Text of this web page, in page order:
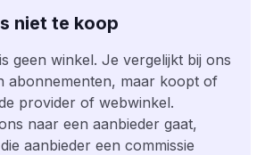
niet te koop
geen winkel. Je vergelijkt bij ons
abonnementen, maar koopt of
provider of webwinkel.
naar een aanbieder gaat,
aanbieder een commissie